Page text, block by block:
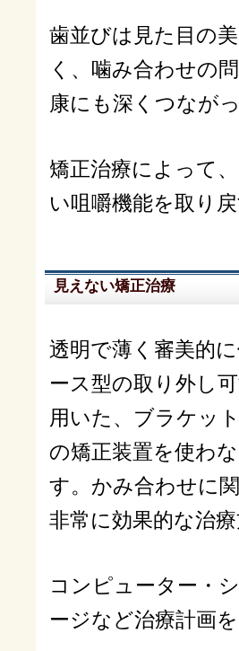
歯並びは見た目の
く、噛み合わせの
康にも深くつなが
矯正治療によって
い咀嚼機能を取り
見えない矯正治療
透明で薄く審美的
ース型の取り外し
用いた、ブラケッ
の矯正装置を使わ
す。かみ合わせに
非常に効果的な治療
コンピューター・
ージなど治療計画